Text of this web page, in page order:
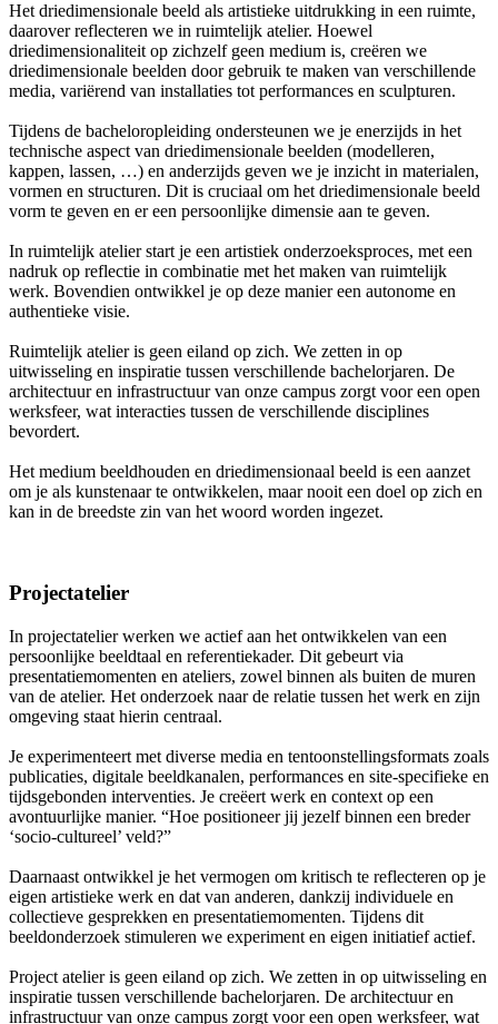
Het driedimensionale beeld als artistieke uitdrukking in een ruimte,
daarover reflecteren we in ruimtelijk atelier. Hoewel
driedimensionaliteit op zichzelf geen medium is, creëren we
driedimensionale beelden door gebruik te maken van verschillende
media, variërend van installaties tot performances en sculpturen.
Tijdens de bacheloropleiding ondersteunen we je enerzijds in het
technische aspect van driedimensionale beelden (modelleren,
kappen, lassen, …) en anderzijds geven we je inzicht in materialen,
vormen en structuren. Dit is cruciaal om het driedimensionale beeld
vorm te geven en er een persoonlijke dimensie aan te geven.
In ruimtelijk atelier start je een artistiek onderzoeksproces, met een
nadruk op reflectie in combinatie met het maken van ruimtelijk
werk. Bovendien ontwikkel je op deze manier een autonome en
authentieke visie.
Ruimtelijk atelier is geen eiland op zich. We zetten in op
uitwisseling en inspiratie tussen verschillende bachelorjaren. De
architectuur en infrastructuur van onze campus zorgt voor een open
werksfeer, wat interacties tussen de verschillende disciplines
bevordert.
Het medium beeldhouden en driedimensionaal beeld is een aanzet
om je als kunstenaar te ontwikkelen, maar nooit een doel op zich en
kan in de breedste zin van het woord worden ingezet.
Projectatelier
In projectatelier werken we actief aan het ontwikkelen van een
persoonlijke beeldtaal en referentiekader. Dit gebeurt via
presentatiemomenten en ateliers, zowel binnen als buiten de muren
van de atelier. Het onderzoek naar de relatie tussen het werk en zijn
omgeving staat hierin centraal.
Je experimenteert met diverse media en tentoonstellingsformats zoals
publicaties, digitale beeldkanalen, performances en site-specifieke en
tijdsgebonden interventies. Je creëert werk en context op een
avontuurlijke manier. “Hoe positioneer jij jezelf binnen een breder
‘socio-cultureel’ veld?”
Daarnaast ontwikkel je het vermogen om kritisch te reflecteren op je
eigen artistieke werk en dat van anderen, dankzij individuele en
collectieve gesprekken en presentatiemomenten. Tijdens dit
beeldonderzoek stimuleren we experiment en eigen initiatief actief.
Project atelier is geen eiland op zich. We zetten in op uitwisseling en
inspiratie tussen verschillende bachelorjaren. De architectuur en
infrastructuur van onze campus zorgt voor een open werksfeer, wat